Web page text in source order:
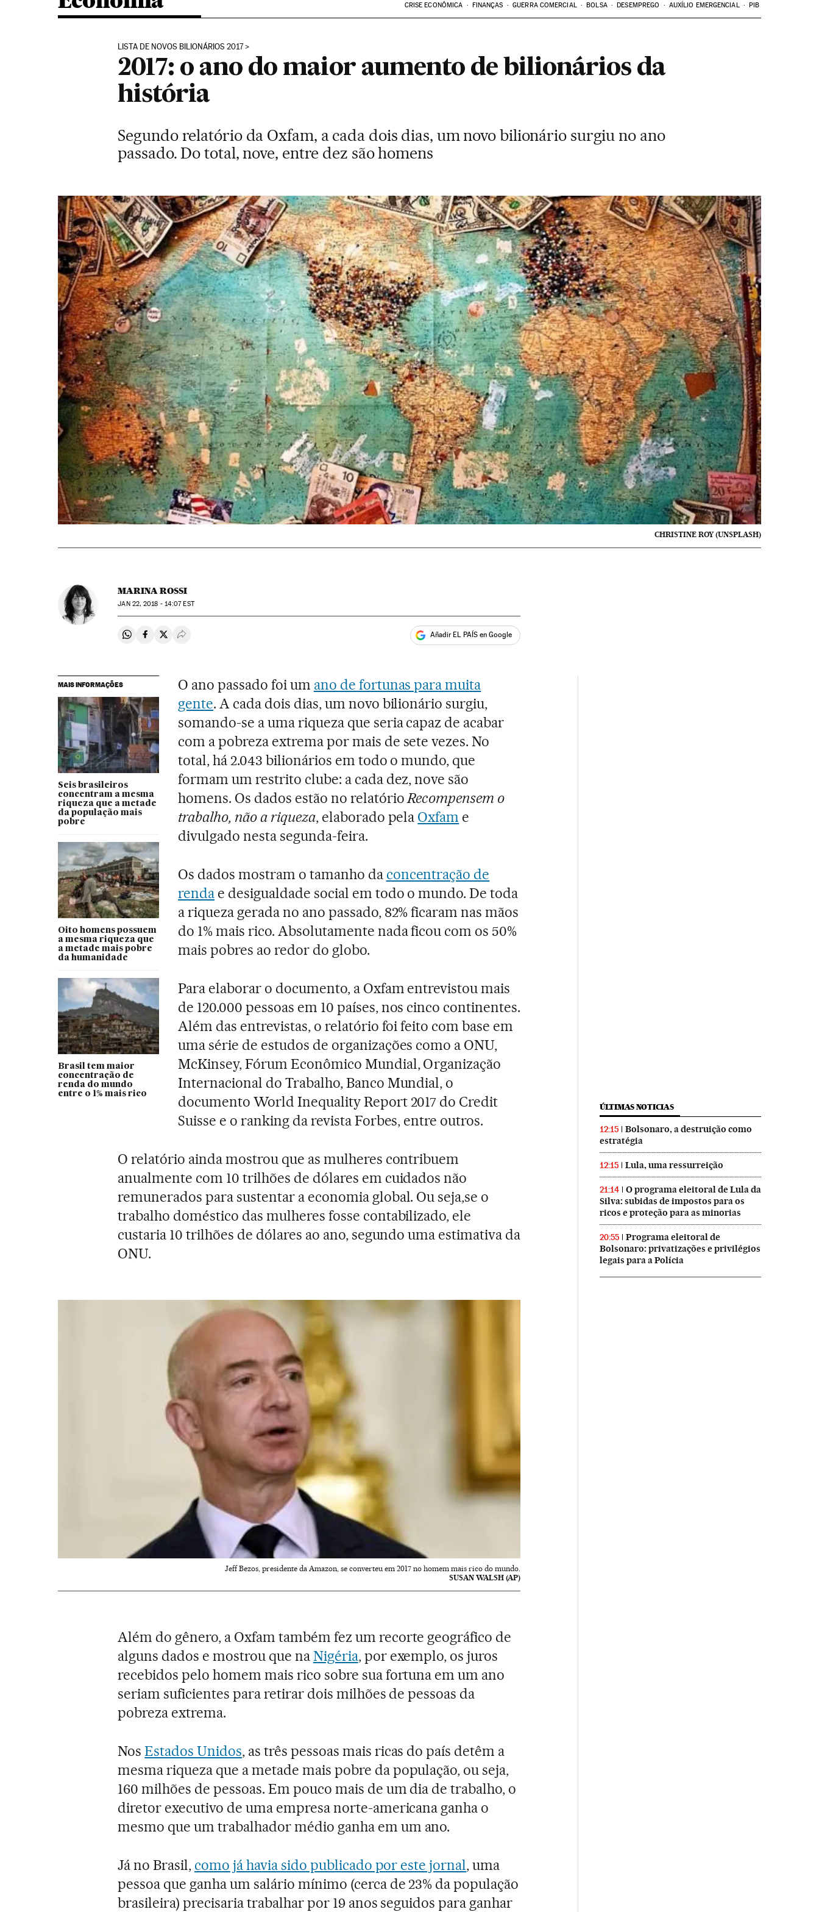
CRISE ECONÔMICA FINANÇAS GUERRA COMERCIAL BOLSA DESEMPREGO AUXÍLIO EMERGENCIAL PIB
LISTA DE NOVOS BILIONÁRIOS 2017
2017: o ano do maior aumento de bilionários da
história
Segundo relatório da Oxfam, a cada dois dias, um novo bilionário surgiu no ano
passado. Do total, nove, entre dez são homens
CHRISTINE ROY (UNSPLASH)
MARINA ROSSI
JAN22, 2018 - 14:07EST
Compartir en Whatsapp
Compartir en Facebook
Compartir en Twitter
Desplegar Redes Sociales Añadir EL PAÍS en Google
MAIS INFORMAÇÕES
Seis brasileiros
concentram a mesma
riqueza que a metade
da população mais
pobre
Oito homens possuem
a mesma riqueza que
a metade mais pobre
da humanidade
Brasil tem maior
concentração de
renda do mundo
entre o 1% mais rico
O ano passado foi um ano de fortunas para muita
gente. A cada dois dias, um novo bilionário surgiu,
somando-se a uma riqueza que seria capaz de acabar
com a pobreza extrema por mais de sete vezes. No
total, há 2.043 bilionários em todo o mundo, que
formam um restrito clube: a cada dez, nove são
homens. Os dados estão no relatórioRecompensem o
trabalho, não a riqueza, elaborado pela Oxfam e
divulgado nesta segunda-feira.
Os dados mostram o tamanho da concentração de
renda e desigualdade social em todo o mundo. De toda
a riqueza gerada no ano passado, 82% ficaram nas mãos
do 1% mais rico. Absolutamente nada ficou com os 50%
mais pobres ao redor do globo.
Para elaborar o documento, a Oxfam entrevistou mais
de 120.000 pessoas em 10 países, nos cinco continentes.
Além das entrevistas, o relatório foi feito com base em
uma série de estudos de organizações como a ONU,
McKinsey, Fórum Econômico Mundial, Organização
Internacional do Trabalho, Banco Mundial, o
documento World Inequality Report 2017 do Credit
Suisse e o ranking da revista Forbes, entre outros.
O relatório ainda mostrou que as mulheres contribuem
anualmente com 10 trilhões de dólares em cuidados não
remunerados para sustentar a economia global. Ou seja,se o
trabalho doméstico das mulheres fosse contabilizado, ele
custaria 10 trilhões de dólares ao ano, segundo uma estimativa da
ONU.
Jeff Bezos, presidente da Amazon, se converteu em 2017 no homem mais rico do mundo.
SUSAN WALSH (AP)
Além do gênero, a Oxfam também fez um recorte geográfico de
alguns dados e mostrou que naNigéria, por exemplo, os juros
recebidos pelo homem mais rico sobre sua fortuna em um ano
seriam suficientes para retirar dois milhões de pessoas da
pobreza extrema.
NosEstados Unidos, as três pessoas mais ricas do país detêm a
mesma riqueza que a metade mais pobre da população, ou seja,
160 milhões de pessoas. Em pouco mais de um dia de trabalho, o
diretor executivo de uma empresa norte-americana ganha o
mesmo que um trabalhador médio ganha em um ano.
Já no Brasil, como já havia sido publicado por este jornal, uma
pessoa que ganha um salário mínimo (cerca de 23% da população
brasileira) precisaria trabalhar por 19 anos seguidos para ganhar
ÚLTIMAS NOTICIAS
12:15
Bolsonaro, a destruição como
estratégia
12:15 Lula, uma ressurreição
21:14
O programa eleitoral de Lula da
Silva: subidas de impostos para os
ricos e proteção para as minorias
20:55
Programa eleitoral de
Bolsonaro: privatizações e privilégios
legais para a Polícia